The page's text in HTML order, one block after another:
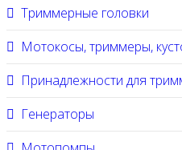
Триммерные головки
Мотокосы, триммеры,
Принадлежности для
Генераторы